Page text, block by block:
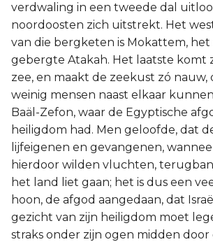
verdwaling in een tweede dal
noordoosten zich uitstrekt. Het
van die bergketen is Mokattem,
gebergte Atakah. Het laatste komt
zee, en maakt de zeekust zó nauw,
weinig mensen naast elkaar
Baäl-Zefon, waar de Egyptische
heiligdom had. Men geloofde, dat
lijfeigenen en gevangenen,
hierdoor wilden vluchten,
het land liet gaan; het is dus een
hoon, de afgod aangedaan, dat
gezicht van zijn heiligdom moet
straks onder zijn ogen midden door